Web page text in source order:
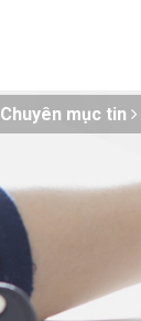
Chuyên mục tin